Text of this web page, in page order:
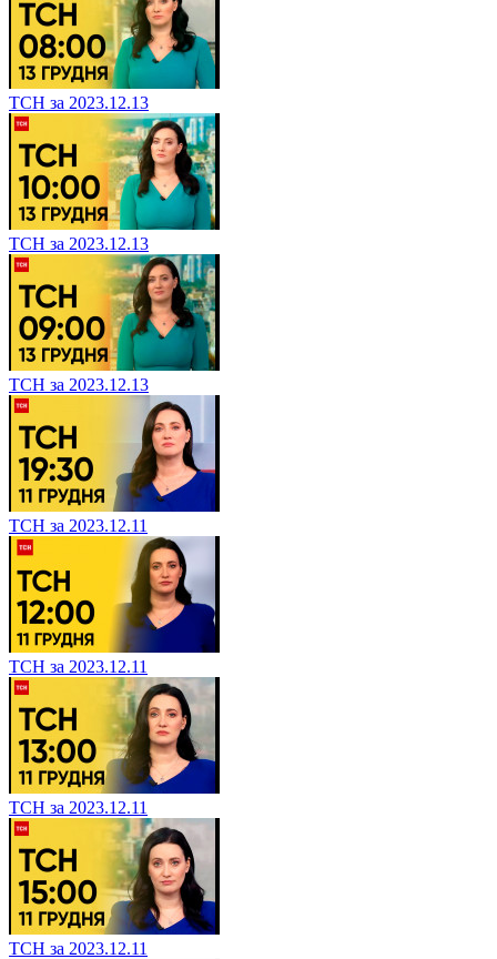
ТСН за 2023.12.13
ТСН за 2023.12.13
ТСН за 2023.12.13
ТСН за 2023.12.11
ТСН за 2023.12.11
ТСН за 2023.12.11
ТСН за 2023.12.11